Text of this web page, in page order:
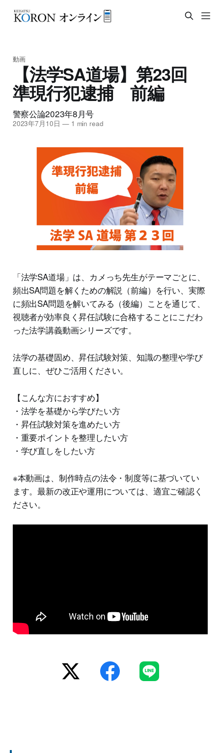
動画
【法学SA道場】第23回
準現行犯逮捕 前編
警察公論2023年8月号
2023年7月10日 —1 min read
「法学SA道場」は、カメっち先生がテーマごとに、
頻出SA問題を解くための解説（前編）を行い、実際
に頻出SA問題を解いてみる（後編）ことを通じて、
視聴者が効率良く昇任試験に合格することにこだわ
った法学講義動画シリーズです。
法学の基礎固め、昇任試験対策、知識の整理や学び
直しに、ぜひご活用ください。
【こんな方におすすめ】
・法学を基礎から学びたい方
・昇任試験対策を進めたい方
・重要ポイントを整理したい方
・学び直しをしたい方
※本動画は、制作時点の法令・制度等に基づいてい
ます。最新の改正や運用については、適宜ご確認く
ださい。